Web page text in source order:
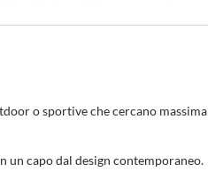
o sportive che cercano massima
un capo dal design contemporaneo.